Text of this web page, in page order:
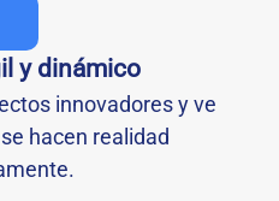
y dinámico
innovadores y ve
hacen realidad